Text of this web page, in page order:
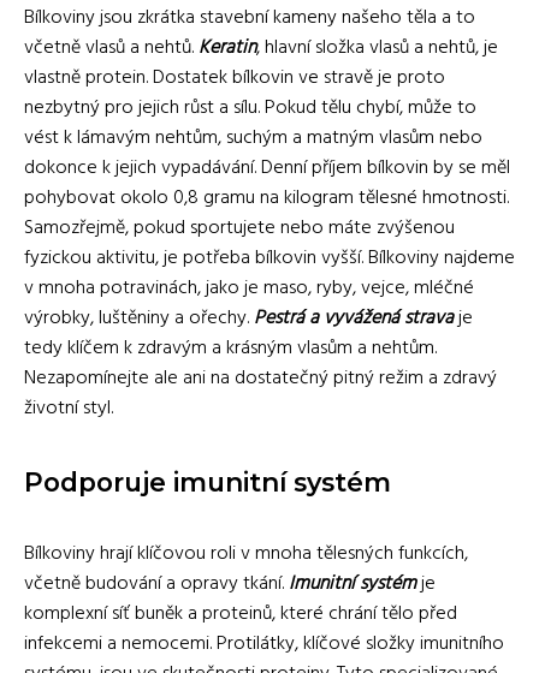
Bílkoviny jsou zkrátka stavební kameny našeho těla a to
včetně vlasů a nehtů.Keratin, hlavní složka vlasů a nehtů, je
vlastně protein. Dostatek bílkovin ve stravě je proto
nezbytný pro jejich růst a sílu. Pokud tělu chybí, může to
vést k lámavým nehtům, suchým a matným vlasům nebo
dokonce k jejich vypadávání. Denní příjem bílkovin by se měl
pohybovat okolo 0,8 gramu na kilogram tělesné hmotnosti.
Samozřejmě, pokud sportujete nebo máte zvýšenou
fyzickou aktivitu, je potřeba bílkovin vyšší. Bílkoviny najdeme
v mnoha potravinách, jako je maso, ryby, vejce, mléčné
výrobky, luštěniny a ořechy.Pestrá a vyvážená stravaje
tedy klíčem k zdravým a krásným vlasům a nehtům.
Nezapomínejte ale ani na dostatečný pitný režim a zdravý
životní styl.
Podporuje imunitní systém
Bílkoviny hrají klíčovou roli v mnoha tělesných funkcích,
včetně budování a opravy tkání.Imunitní systémje
komplexní síť buněk a proteinů, které chrání tělo před
infekcemi a nemocemi. Protilátky, klíčové složky imunitního